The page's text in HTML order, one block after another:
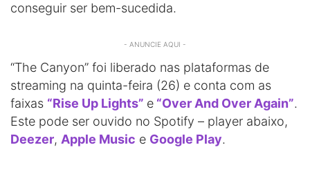
conseguir ser bem-sucedida.
- ANUNCIE AQUI -
“The Canyon” foi liberado nas plataformas de
streaming na quinta-feira (26) e conta com as
faixas “Rise Up Lights” e “Over And Over Again”.
Este pode ser ouvido no Spotify – player abaixo,
Deezer, Apple Music e Google Play.